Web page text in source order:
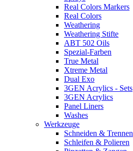
Real Colors Markers
Real Colors
Weathering
Weathering Stifte
ABT 502 Oils
Spezial-Farben
True Metal
Xtreme Metal
Dual Exo
3GEN Acrylics - Sets
3GEN Acrylics
Panel Liners
Washes
Werkzeuge
Schneiden & Trennen
Schleifen & Polieren